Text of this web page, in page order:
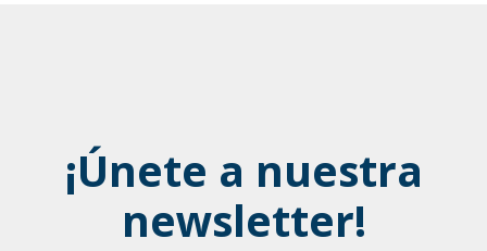
¡Únete a nuestra
newsletter!